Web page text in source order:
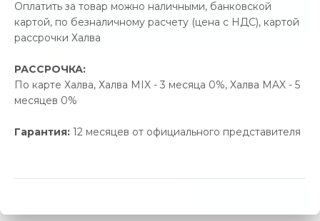
Оплатить за товар можно наличными, банковской
картой, по безналичному расчету (цена с НДС), картой
рассрочки Халва
РАССРОЧКА:
По карте Халва, Халва MIX - 3 месяца 0%, Халва MAX - 5
месяцев 0%
Гарантия: 12 месяцев от официального представителя
Позвонить и назвать промокод
Новая цена